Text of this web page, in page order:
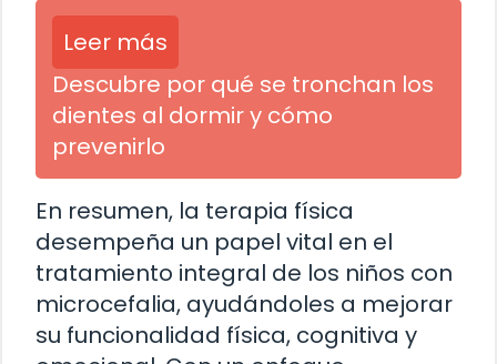
Leer más
Descubre por qué se tronchan los
dientes al dormir y cómo
prevenirlo
En resumen, la terapia física
desempeña un papel vital en el
tratamiento integral de los niños con
microcefalia, ayudándoles a mejorar
su funcionalidad física, cognitiva y